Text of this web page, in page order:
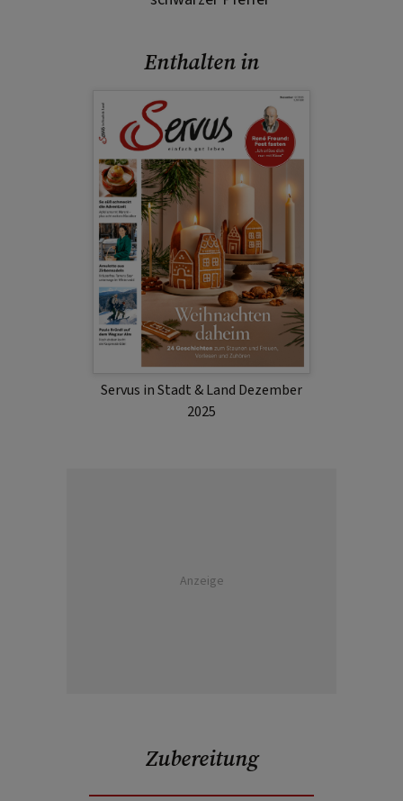
Enthalten in
Servus in Stadt & Land Dezember
2025
Anzeige
Zubereitung